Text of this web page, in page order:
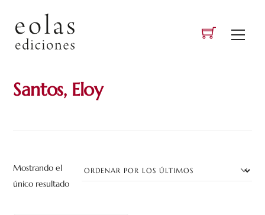
content
Santos, Eloy
Mostrando el
único resultado